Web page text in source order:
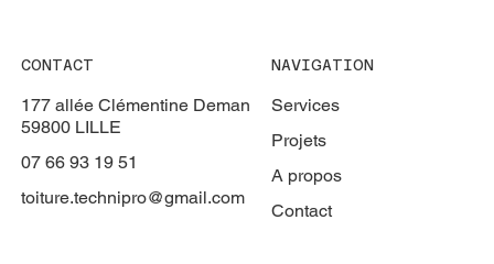
CONTACT
177 allée Clémentine Deman
59800 LILLE
07 66 93 19 51
toiture.technipro@gmail.com
NAVIGATION
Services
Projets
A propos
Contact